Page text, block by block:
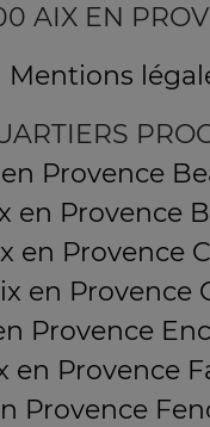
AIX EN
Mentions
Provence
en Provence
en Provence
en Provence
Provence
en Provence
Provence